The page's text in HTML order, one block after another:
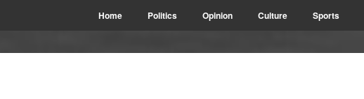
Home Politics Opinion Culture Sports